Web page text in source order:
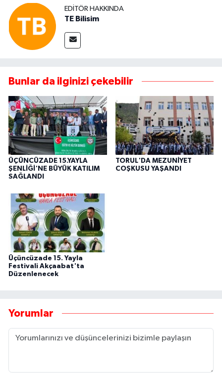
EDITÖR HAKKINDA
TE Bilisim
Bunlar da ilginizi çekebilir
ÜÇÜNCÜZADE 15.YAYLA
ŞENLİĞİ'NE BÜYÜK KATILIM
SAĞLANDI
TORUL'DA MEZUNİYET
COŞKUSU YAŞANDI
Üçüncüzade 15. Yayla
Festivali Akçaabat'ta
Düzenlenecek
Yorumlar